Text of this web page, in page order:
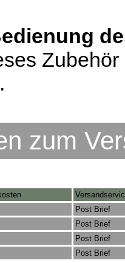
zum
Post Brief
Post Brief
Post Brief
Post Brief